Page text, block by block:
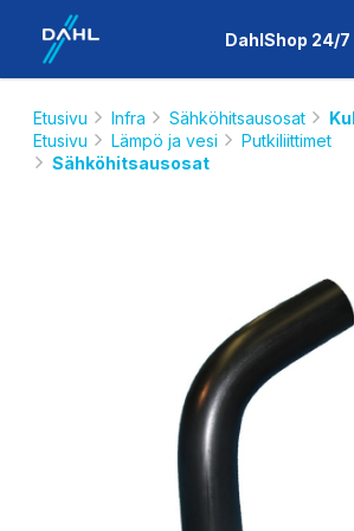
DahlShop 24/7
Etusivu Infra Sähköhitsausosat
Etusivu
Lämpö ja vesi
Putkiliittimet
Sähköhitsausosat